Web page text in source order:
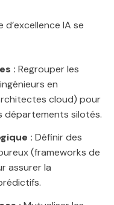
IA se
: Regrouper les
en
cloud) pour
départements silotés.
: Définir des
(frameworks de
assurer la